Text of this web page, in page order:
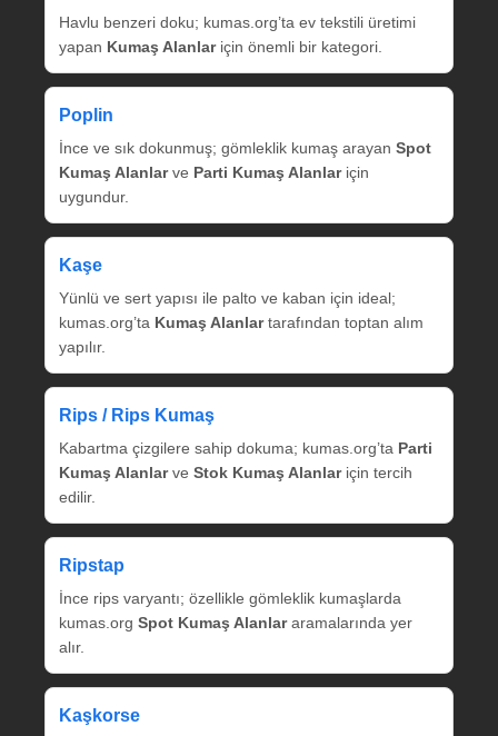
Havlu benzeri doku; kumas.org’ta ev tekstili üretimi
yapan Kumaş Alanlariçin önemli bir kategori.
Poplin
İnce ve sık dokunmuş; gömleklik kumaş arayan Spot
Kumaş Alanlarve Parti Kumaş Alanlariçin
uygundur.
Kaşe
Yünlü ve sert yapısı ile palto ve kaban için ideal;
kumas.org’ta Kumaş Alanlartarafından toptan alım
yapılır.
Rips / Rips Kumaş
Kabartma çizgilere sahip dokuma; kumas.org’ta Parti
Kumaş Alanlarve Stok Kumaş Alanlariçin tercih
edilir.
Ripstap
İnce rips varyantı; özellikle gömleklik kumaşlarda
kumas.org Spot Kumaş Alanlararamalarında yer
alır.
Kaşkorse